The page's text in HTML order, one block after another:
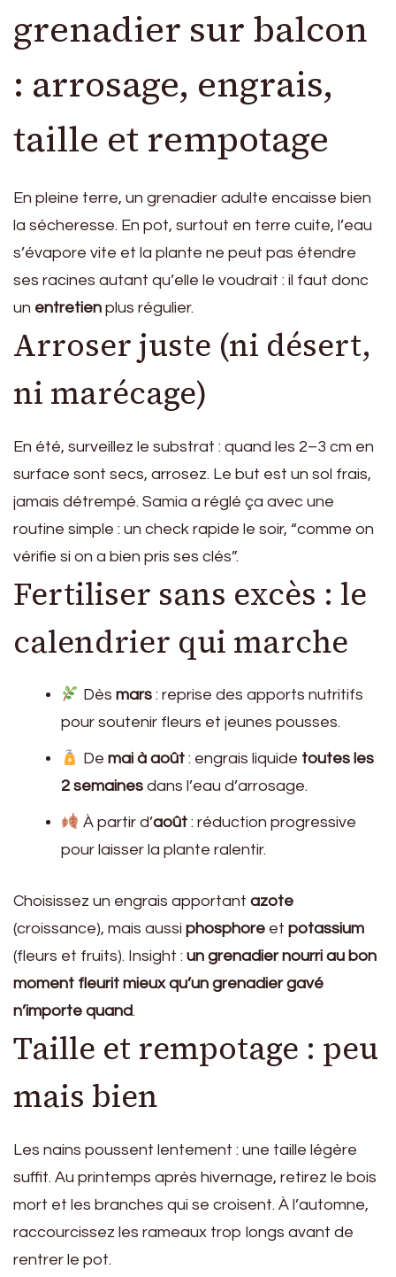
grenadier sur balcon
: arrosage, engrais,
taille et rempotage
En pleine terre, un grenadier adulte encaisse bien
la sécheresse. En pot, surtout en terre cuite, l’eau
s’évapore vite et la plante ne peut pas étendre
ses racines autant qu’elle le voudrait : il faut donc
un entretien plus régulier.
Arroser juste (ni désert,
ni marécage)
En été, surveillez le substrat : quand les 2–3 cm en
surface sont secs, arrosez. Le but est un sol frais,
jamais détrempé. Samia a réglé ça avec une
routine simple : un check rapide le soir, “comme on
vérifie si on a bien pris ses clés”.
Fertiliser sans excès : le
calendrier qui marche
Dès mars: reprise des apports nutritifs
pour soutenir fleurs et jeunes pousses.
De mai à août: engrais liquide toutes les
2 semaines dans l’eau d’arrosage.
À partir d’août: réduction progressive
pour laisser la plante ralentir.
Choisissez un engrais apportant azote
(croissance), mais aussi phosphore et potassium
(fleurs et fruits). Insight : un grenadier nourri au bon
moment fleurit mieux qu’un grenadier gavé
n’importe quand.
Taille et rempotage : peu
mais bien
Les nains poussent lentement : une taille légère
suffit. Au printemps après hivernage, retirez le bois
mort et les branches qui se croisent. À l’automne,
raccourcissez les rameaux trop longs avant de
rentrer le pot.